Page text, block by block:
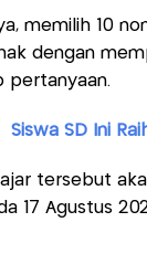
memilih 10
dengan
pertanyaan.
Siswa SD Ini
tersebut
17 Agustus